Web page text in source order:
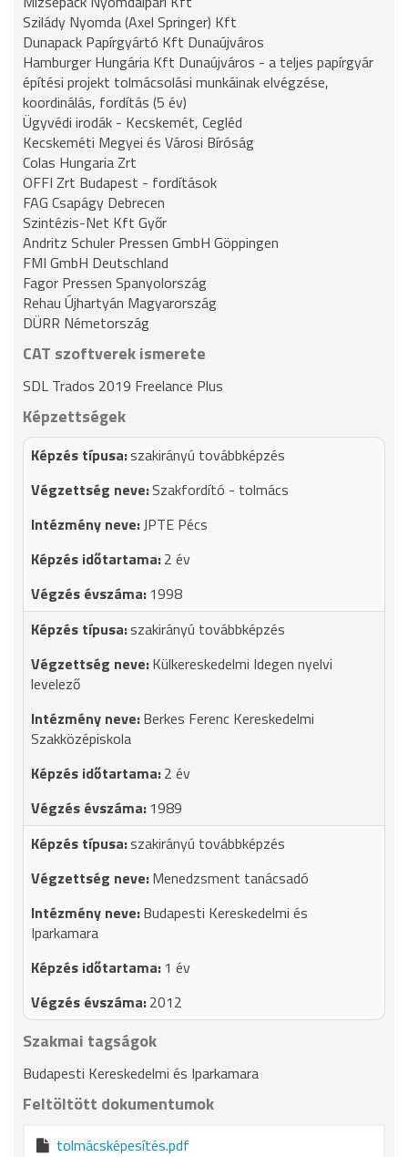
Szilády Nyomda (Axel Springer) Kft
Dunapack Papírgyártó Kft Dunaújváros
Hamburger Hungária Kft Dunaújváros - a teljes papírgyár
építési projekt tolmácsolási munkáinak elvégzése,
koordinálás, fordítás (5 év)
Ügyvédi irodák - Kecskemét, Cegléd
Kecskeméti Megyei és Városi Bíróság
Colas Hungaria Zrt
OFFI Zrt Budapest - fordítások
FAG Csapágy Debrecen
Szintézis-Net Kft Győr
Andritz Schuler Pressen GmbH Göppingen
FMI GmbH Deutschland
Fagor Pressen Spanyolország
Rehau Újhartyán Magyarország
DÜRR Németország
CAT szoftverek ismerete
SDL Trados 2019 Freelance Plus
Képzettségek
szakirányú továbbképzés
Szakfordító - tolmács
JPTE Pécs
2 év
1998
szakirányú továbbképzés
Külkereskedelmi Idegen nyelvi
levelező
Berkes Ferenc Kereskedelmi
Szakközépiskola
2 év
1989
szakirányú továbbképzés
Menedzsment tanácsadó
Budapesti Kereskedelmi és
Iparkamara
1 év
2012
Szakmai tagságok
Budapesti Kereskedelmi és Iparkamara
Feltöltött dokumentumok
tolmácsképesítés.pdf